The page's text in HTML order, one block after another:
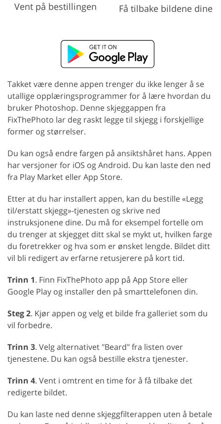
Vent på bestillingen Få tilbake bildene dine
Takket være denne appen trenger du ikke lenger å se
utallige opplæringsprogrammer for å lære hvordan du
bruker Photoshop. Denne skjeggappen fra
FixThePhoto lar deg raskt legge til skjegg i forskjellige
former og størrelser.
Du kan også endre fargen på ansiktshåret hans. Appen
har versjoner for iOS og Android. Du kan laste den ned
fra Play Market eller App Store.
Etter at du har installert appen, kan du bestille «Legg
til/erstatt skjegg»-tjenesten og skrive ned
instruksjonene dine. Du må for eksempel fortelle om
du trenger at skjegget ditt skal se mykt ut, hvilken farge
du foretrekker og hva som er ønsket lengde. Bildet ditt
vil bli redigert av erfarne retusjerere på kort tid.
Trinn 1. Finn FixThePhoto app på App Store eller
Google Play og installer den på smarttelefonen din.
Steg 2. Kjør appen og velg et bilde fra galleriet som du
vil forbedre.
Trinn 3. Velg alternativet "Beard" fra listen over
tjenestene. Du kan også bestille ekstra tjenester.
Trinn 4. Vent i omtrent en time for å få tilbake det
redigerte bildet.
Du kan laste ned denne skjeggfilterappen uten å betale